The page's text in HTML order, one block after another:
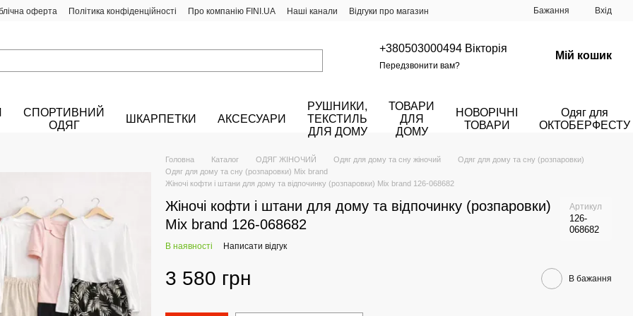
оферта Політика конфіденційності Про компанію FINI.UA Наші канали Відгуки про магазин Бажання Вхід
+380503000494 Вікторія
Передзвонити вам?
Мій кошик
СПОРТИВНИЙ
ОДЯГ
ШКАРПЕТКИ АКСЕСУАРИ
РУШНИКИ,
ТЕКСТИЛЬ
ДЛЯ ДОМУ
ТОВАРИ
ДЛЯ
ДОМУ
НОВОРІЧНІ
ТОВАРИ
Одяг для
ОКТОБЕРФЕСТУ
Головна Каталог ОДЯГ ЖІНОЧИЙ Одяг для дому та сну жіночий
Одяг для дому та сну (розпаровки)
Одяг для дому та сну (розпаровки) Mix brand
Жіночі кофти і штани для дому та відпочинку (розпаровки) Mix brand 126-068682
Жіночі кофти і штани для дому та відпочинку (розпаровки)
Mix brand 126-068682
Артикул
126-
068682
В наявності Написати відгук
3 580 грн В бажання